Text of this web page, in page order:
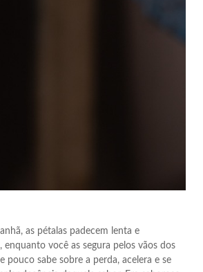
as pétalas padecem lenta e
você as segura pelos vãos dos
pouco sabe sobre a perda, acelera e se